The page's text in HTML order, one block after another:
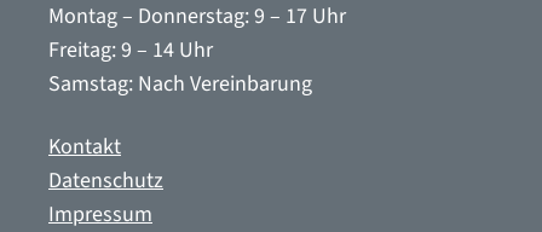
Montag – Donnerstag: 9 – 17 Uhr
Freitag: 9 – 14 Uhr
Samstag: Nach Vereinbarung
Kontakt
Datenschutz
Impressum